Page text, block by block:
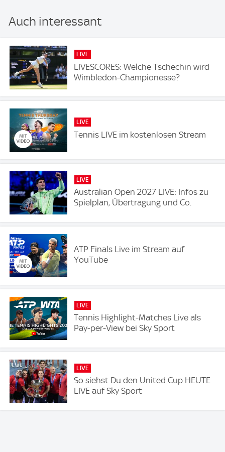
Auch interessant
LIVE
LIVESCORES: Welche Tschechin wird
Wimbledon-Championesse?
LIVE
Tennis LIVE im kostenlosen Stream
LIVE
Australian Open 2027 LIVE: Infos zu
Spielplan, Übertragung und Co.
ATP Finals Live im Stream auf
YouTube
LIVE
Tennis Highlight-Matches Live als
Pay-per-View bei Sky Sport
LIVE
So siehst Du den United Cup HEUTE
LIVE auf Sky Sport